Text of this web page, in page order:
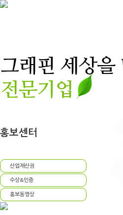
홍보센터
산업재산권
수상&인증
홍보동영상